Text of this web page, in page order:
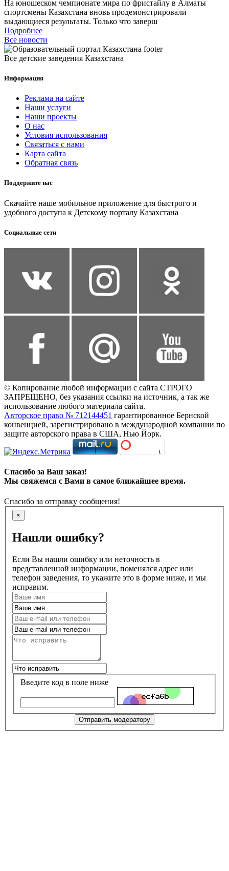
На юношеском чемпионате мира по фристайлу в Алматы
спортсмены Казахстана вновь продемонстрировали
выдающиеся результаты. Только что заверш
Подробнее
Все новости
Все детские заведения Казахстана
Информация
Реклама на сайте
Наши услуги
Наши проекты
О нас
Условия использования
Связаться с нами
Карта сайта
Обратная связь
Поддержите нас
Скачайте наше мобильное приложение для быстрого и
удобного доступа к Детскому порталу Казахстана
Социальные сети
© Копирование любой информации с сайта СТРОГО
ЗАПРЕЩЕНО, без указания ссылки на источник, а так же
использование любого материала сайта.
Авторское право № 712144451 гарантированное Бернской
конвенцией, зарегистрировано в международной компании по
защите авторского права в США, Нью Йорк.
Спасибо за Ваш заказ!
Мы свяжемся с Вами в самое ближайшее время.
Спасибо за отправку сообщения!
×
Нашли ошибку?
Если Вы нашли ошибку или неточность в
представленной информации, поменялся адрес или
телефон заведения, то укажите это в форме ниже, и мы
исправим.
Введите код в поле ниже
Отправить модератору